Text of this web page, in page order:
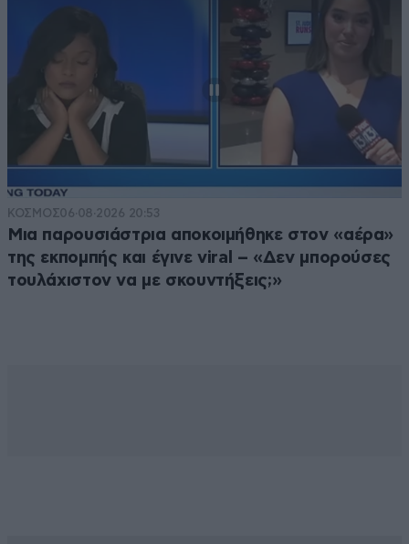
ΚΟΣΜΟΣ06·08·2026 20:53
Μια παρουσιάστρια αποκοιμήθηκε στον «αέρα»
της εκπομπής και έγινε viral – «Δεν μπορούσες
τουλάχιστον να με σκουντήξεις;»